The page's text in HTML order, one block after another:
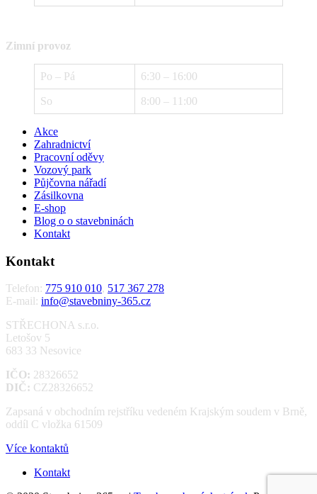
Zimní provoz
Po – Pá 6:30 – 16:00
So 8:00 – 11:00
Akce
Zahradnictví
Pracovní oděvy
Vozový park
Půjčovna nářadí
Zásilkovna
E-shop
Blog o o stavebninách
Kontakt
Kontakt
Telefon: 775 910 010, 517 367 278
E-mail: info@stavebniny-365.cz
STŘECHONA s.r.o.
Letošov 5
683 33 Nesovice
IČO: 28326652
DIČ: CZ28326652
Zapsaná v obchodním rejstříku vedeném Krajským soudem v Brně,
oddíl C vložka 61509
Více kontaktů
Kontakt